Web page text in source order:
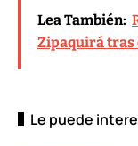
Lea También:
Zipaquirá tras
Le puede